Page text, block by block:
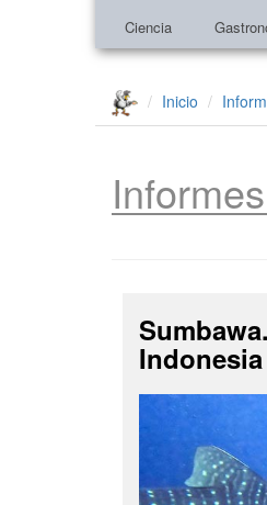
Ciencia
Inicio
Informes
Indonesia